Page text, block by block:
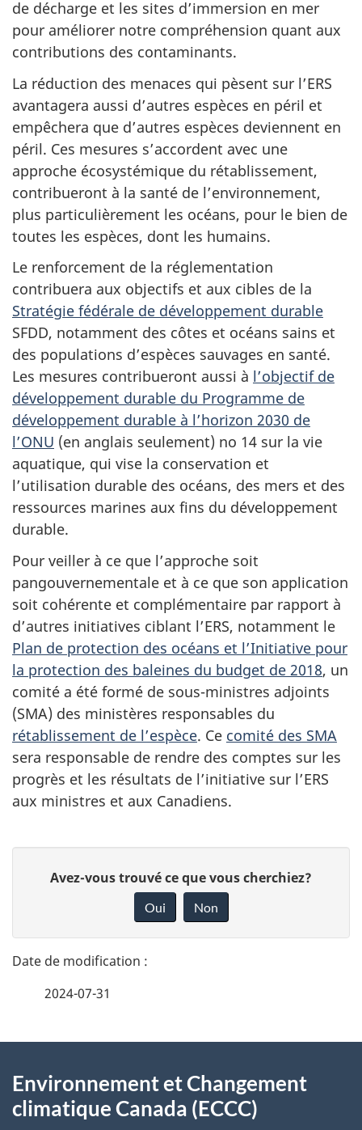
de décharge et les sites d’immersion en mer
pour améliorer notre compréhension quant aux
contributions des contaminants.
La réduction des menaces qui pèsent sur l’ERS
avantagera aussi d’autres espèces en péril et
empêchera que d’autres espèces deviennent en
péril. Ces mesures s’accordent avec une
approche écosystémique du rétablissement,
contribueront à la santé de l’environnement,
plus particulièrement les océans, pour le bien de
toutes les espèces, dont les humains.
Le renforcement de la réglementation
contribuera aux objectifs et aux cibles de la
Stratégie fédérale de développement durable
SFDD, notamment des côtes et océans sains et
des populations d’espèces sauvages en santé.
Les mesures contribueront aussi à l’objectif de
développement durable du Programme de
développement durable à l’horizon 2030 de
l’ONU (en anglais seulement) no 14 sur la vie
aquatique, qui vise la conservation et
l’utilisation durable des océans, des mers et des
ressources marines aux fins du développement
durable.
Pour veiller à ce que l’approche soit
pangouvernementale et à ce que son application
soit cohérente et complémentaire par rapport à
d’autres initiatives ciblant l’ERS, notamment le
Plan de protection des océans et l’Initiative pour
la protection des baleines du budget de 2018, un
comité a été formé de sous-ministres adjoints
(SMA) des ministères responsables du
rétablissement de l’espèce. Ce comité des SMA
sera responsable de rendre des comptes sur les
progrès et les résultats de l’initiative sur l’ERS
aux ministres et aux Canadiens.
t
a
l
s
d
n
o
t
r
Avez-vous trouvé ce que vous cherchiez?
Oui Non
2024-07-31
propos
Environnement et Changement
climatique Canada (ECCC)